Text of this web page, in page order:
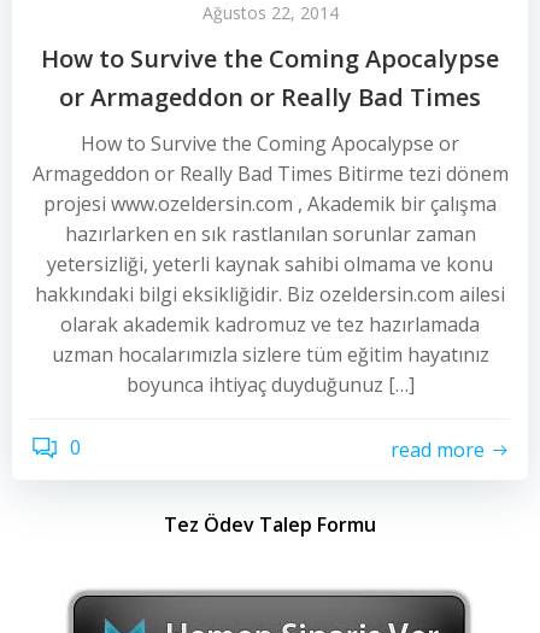
Ağustos 22, 2014
How to Survive the Coming Apocalypse
or Armageddon or Really Bad Times
How to Survive the Coming Apocalypse or
Armageddon or Really Bad Times Bitirme tezi dönem
projesi www.ozeldersin.com , Akademik bir çalışma
hazırlarken en sık rastlanılan sorunlar zaman
yetersizliği, yeterli kaynak sahibi olmama ve konu
hakkındaki bilgi eksikliğidir. Biz ozeldersin.com ailesi
olarak akademik kadromuz ve tez hazırlamada
uzman hocalarımızla sizlere tüm eğitim hayatınız
boyunca ihtiyaç duyduğunuz […]
0 read more
Tez Ödev Talep Formu